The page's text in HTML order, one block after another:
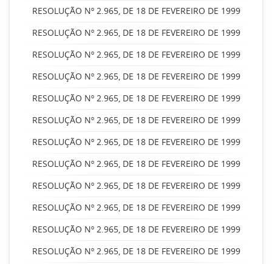
RESOLUÇÃO Nº 2.965, DE 18 DE FEVEREIRO DE 1999
RESOLUÇÃO Nº 2.965, DE 18 DE FEVEREIRO DE 1999
RESOLUÇÃO Nº 2.965, DE 18 DE FEVEREIRO DE 1999
RESOLUÇÃO Nº 2.965, DE 18 DE FEVEREIRO DE 1999
RESOLUÇÃO Nº 2.965, DE 18 DE FEVEREIRO DE 1999
RESOLUÇÃO Nº 2.965, DE 18 DE FEVEREIRO DE 1999
RESOLUÇÃO Nº 2.965, DE 18 DE FEVEREIRO DE 1999
RESOLUÇÃO Nº 2.965, DE 18 DE FEVEREIRO DE 1999
RESOLUÇÃO Nº 2.965, DE 18 DE FEVEREIRO DE 1999
RESOLUÇÃO Nº 2.965, DE 18 DE FEVEREIRO DE 1999
RESOLUÇÃO Nº 2.965, DE 18 DE FEVEREIRO DE 1999
RESOLUÇÃO Nº 2.965, DE 18 DE FEVEREIRO DE 1999